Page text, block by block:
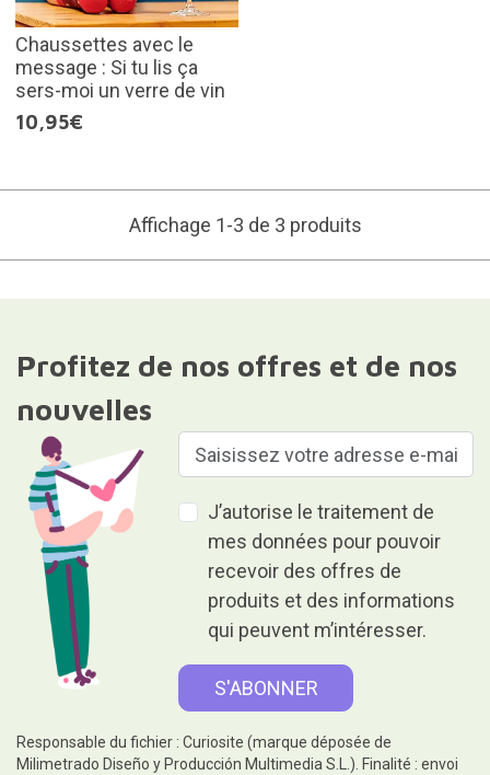
Chaussettes avec le
message : Si tu lis ça
sers-moi un verre de vin
10,95€
Affichage 1-3 de 3 produits
Profitez de nos offres et de nos
nouvelles
J’autorise le traitement de
mes données pour pouvoir
recevoir des offres de
produits et des informations
qui peuvent m’intéresser.
Responsable du fichier : Curiosite (marque déposée de
Milimetrado Diseño y Producción Multimedia S.L.). Finalité : envoi